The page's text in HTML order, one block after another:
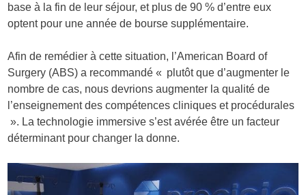
base à la fin de leur séjour, et plus de 90 % d’entre eux
optent pour une année de bourse supplémentaire.
Afin de remédier à cette situation, l’American Board of
Surgery (ABS) a recommandé « plutôt que d’augmenter le
nombre de cas, nous devrions augmenter la qualité de
l’enseignement des compétences cliniques et procédurales
». La technologie immersive s’est avérée être un facteur
déterminant pour changer la donne.